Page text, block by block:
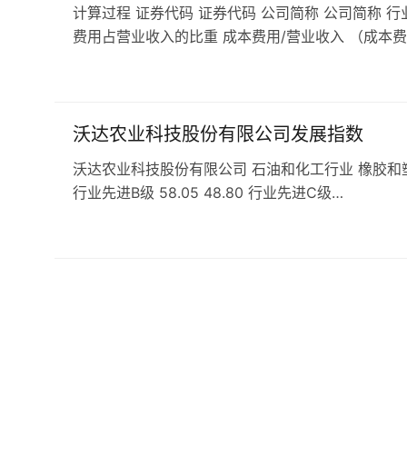
计算过程 证券代码 证券代码 公司简称 公司简称
费用占营业收入的比重 成本费用/营业收入 （成本
沃达农业科技股份有限公司发展指数
沃达农业科技股份有限公司 石油和化工行业 橡胶
行业先进B级 58.05 48.80 行业先进C级…